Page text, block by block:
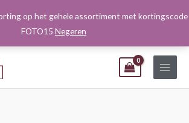
op het gehele assortiment met kortingscode
FOTO15 Negeren